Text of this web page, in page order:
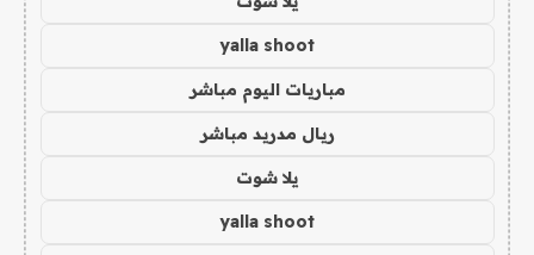
yalla shoot
مباريات اليوم مباشر
ريال مدريد مباشر
يلا شوت
yalla shoot